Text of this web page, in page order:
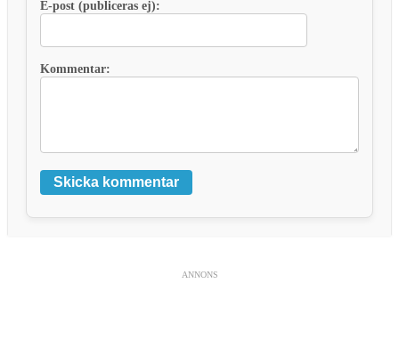
E-post (publiceras ej):
Kommentar:
Skicka kommentar
ANNONS